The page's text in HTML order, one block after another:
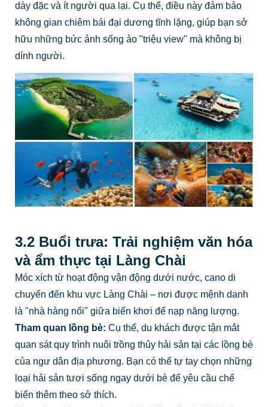
dày đặc và ít người qua lại. Cụ thể, điều này đảm bảo
không gian chiêm bái đại dương tĩnh lặng, giúp bạn sở
hữu những bức ảnh sống ảo "triệu view" mà không bị
dính người.
3.2 Buổi trưa: Trải nghiệm văn hóa
và ẩm thực tại Làng Chài
Móc xích từ hoạt động vận động dưới nước, cano di
chuyển đến khu vực Làng Chài – nơi được mệnh danh
là "nhà hàng nổi" giữa biển khơi để nạp năng lượng.
Tham quan lồng bè: Cụ thể, du khách được tận mắt
quan sát quy trình nuôi trồng thủy hải sản tại các lồng bè
của ngư dân địa phương. Bạn có thể tự tay chọn những
loại hải sản tươi sống ngay dưới bè để yêu cầu chế
biến thêm theo sở thích.